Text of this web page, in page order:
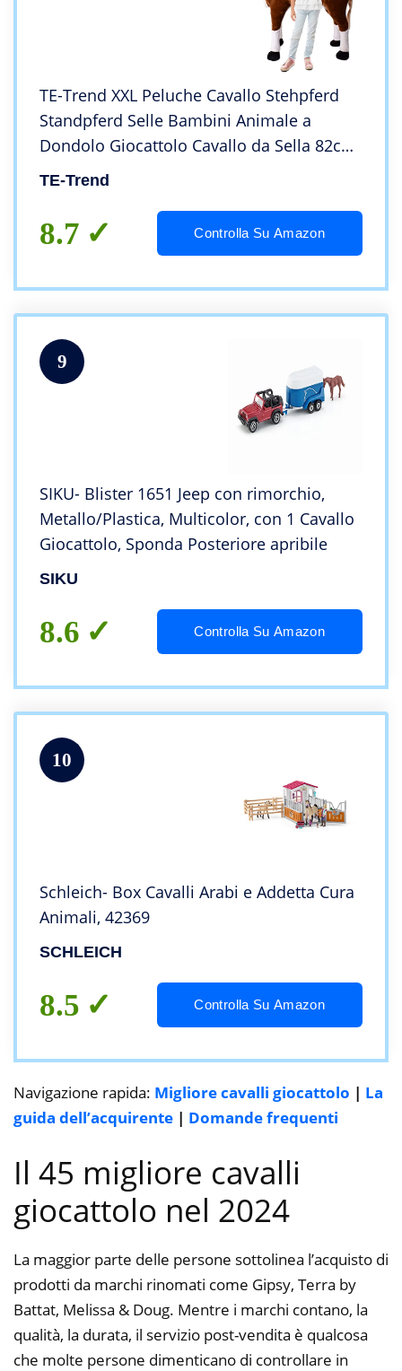
TE-Trend XXL Peluche Cavallo Stehpferd
Standpferd Selle Bambini Animale a
Dondolo Giocattolo Cavallo da Sella 82cm
Altezza Sedile Marrone Chiaro
TE-Trend
8.7 Controlla Su Amazon
9
SIKU- Blister 1651 Jeep con rimorchio,
Metallo/Plastica, Multicolor, con 1 Cavallo
Giocattolo, Sponda Posteriore apribile
SIKU
8.6 Controlla Su Amazon
10
Schleich- Box Cavalli Arabi e Addetta Cura
Animali, 42369
SCHLEICH
8.5 Controlla Su Amazon
Navigazione rapida: Migliore cavalli giocattolo | La
guida dell’acquirente | Domande frequenti
Il 45 migliore cavalli
giocattolo nel 2024
La maggior parte delle persone sottolinea l’acquisto di
prodotti da marchi rinomati come Gipsy, Terra by
Battat, Melissa & Doug. Mentre i marchi contano, la
qualità, la durata, il servizio post-vendita è qualcosa
che molte persone dimenticano di controllare in